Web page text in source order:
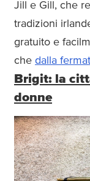
Jill e Gill, che
tradizioni
gratuito e
che dalla
Brigit: la
donne